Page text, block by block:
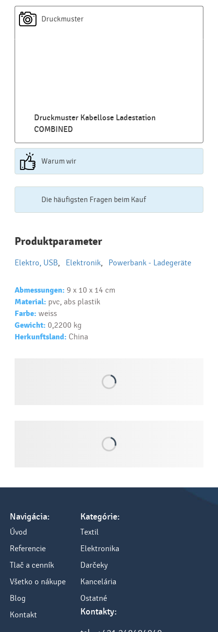
Druckmuster
Druckmuster Kabellose Ladestation
COMBINED
Warum wir
Die häufigsten Fragen beim Kauf
Najčastejšie otázky pri nákupe
reklamných predmetov
Ako realizujete potlač na reklamné premedy?
Ako si vybrať správny predmet?
Text...
Produktparameter
Elektro, USB Elektronik Powerbank - Ladegeräte
Abmessungen: 9 x 10 x 14 cm
Material: pvc, abs plastik
Farbe: weiss
Gewicht: 0,2200 kg
Herkunftsland: China
Navigácia:
Úvod
Referencie
Tlač a cenník
Všetko o nákupe
Blog
Kontakt
Kategórie:
Textil
Elektronika
Darčeky
Kancelária
Ostatné
Kontakty: